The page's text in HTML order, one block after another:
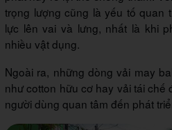
trọng lượng cũng là yếu tố quan
lực lên vai và lưng, nhất là khi
nhiều vật dụng.
Ngoài ra, những dòng vải may
như cotton hữu cơ hay vải tái chế
người dùng quan tâm đến phát